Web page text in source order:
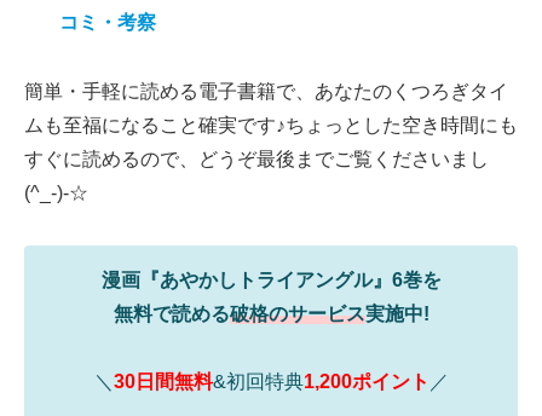
コミ・考察
簡単・手軽に読める電子書籍で、あなたのくつろぎタイ
ムも至福になること確実です♪ちょっとした空き時間にも
すぐに読めるので、どうぞ最後までご覧くださいまし
(^_-)-☆
漫画『あやかしトライアングル』6巻を
無料で読める破格のサービス実施中!
＼ 30日間無料&初回特典1,200ポイント ／